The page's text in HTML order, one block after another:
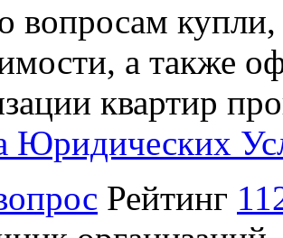
вопросам
а также
квартир
Юридических
Рейтинг